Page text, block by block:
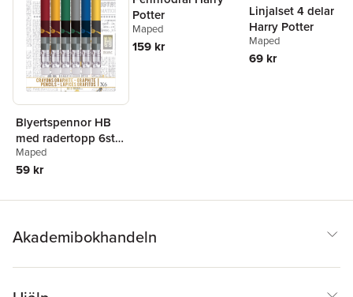
Blyertspennor HB
med radertopp 6st
Harry Potter
Maped
59 kr
Potter
Maped
159 kr
Linjalset 4 delar
Harry Potter
Maped
69 kr
Akademibokhandeln